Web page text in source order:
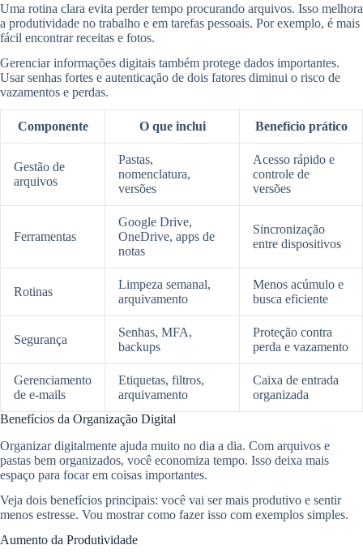
Uma rotina clara evita perder tempo procurando arquivos. Isso melhora
a produtividade no trabalho e em tarefas pessoais. Por exemplo, é mais
fácil encontrar receitas e fotos.
Gerenciar informações digitais também protege dados importantes.
Usar senhas fortes e autenticação de dois fatores diminui o risco de
vazamentos e perdas.
Componente O que inclui Benefício prático
Gestão de
arquivos
Pastas,
nomenclatura,
versões
Acesso rápido e
controle de
versões
Ferramentas
Google Drive,
OneDrive, apps de
notas
Sincronização
entre dispositivos
Rotinas
Limpeza semanal,
arquivamento
Menos acúmulo e
busca eficiente
Segurança
Senhas, MFA,
backups
Proteção contra
perda e vazamento
Gerenciamento
de e-mails
Etiquetas, filtros,
arquivamento
Caixa de entrada
organizada
Benefícios da Organização Digital
Organizar digitalmente ajuda muito no dia a dia. Com arquivos e
pastas bem organizados, você economiza tempo. Isso deixa mais
espaço para focar em coisas importantes.
Veja dois benefícios principais: você vai ser mais produtivo e sentir
menos estresse. Vou mostrar como fazer isso com exemplos simples.
Aumento da Produtividade